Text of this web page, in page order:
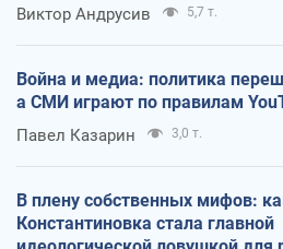
Виктор Андрусив 5,7 т.
Война и медиа: политика
а СМИ играют по правилам
Павел Казарин 3,0 т.
В плену собственных мифов:
Константиновка стала главной